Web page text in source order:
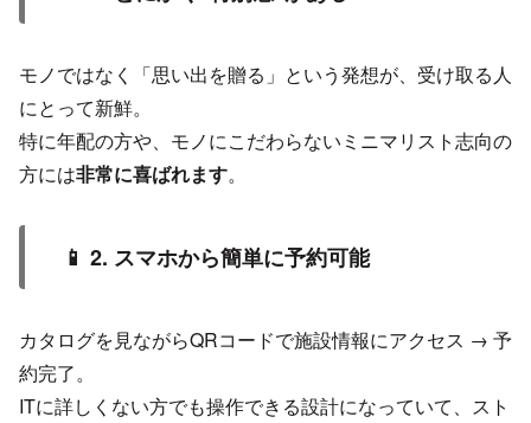
モノではなく「思い出を贈る」という発想が、受け取る人
にとって新鮮。
特に年配の方や、モノにこだわらないミニマリスト志向の
方には非常に喜ばれます。
📱 2. スマホから簡単に予約可能
カタログを見ながらQRコードで施設情報にアクセス → 予
約完了。
ITに詳しくない方でも操作できる設計になっていて、スト